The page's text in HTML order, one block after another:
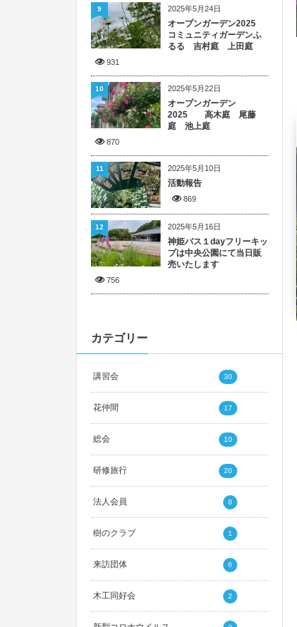
2025年5月24日
オープンガーデン2025
コミュニティガーデンふ
るる 吉村庭 上田庭
931
9
2025年5月22日
オープンガーデン
2025 高木庭 尾藤
庭 池上庭
870
10
2025年5月10日
活動報告
869
11
2025年5月16日
神姫バス１dayフリーキッ
プは中央公園にて当日販
売いたします
756
12
カテゴリー
講習会 30
花仲間 17
総会 10
研修旅行 20
法人会員 8
樹のクラブ 1
来訪団体 6
木工同好会 2